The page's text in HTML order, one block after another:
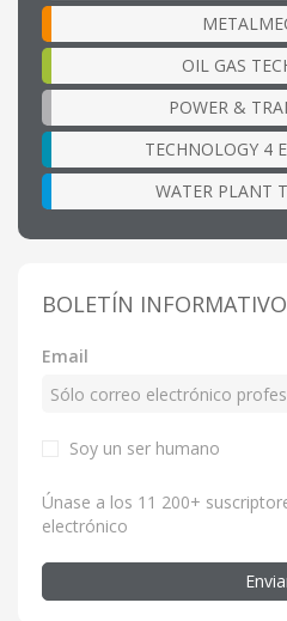
OIL GAS
POWER &
TECHNOLOGY 4
WATER PLANT
BOLETÍN INFORMATIVO
Email
Soy un ser humano
Únase a los 11 200+
electrónico